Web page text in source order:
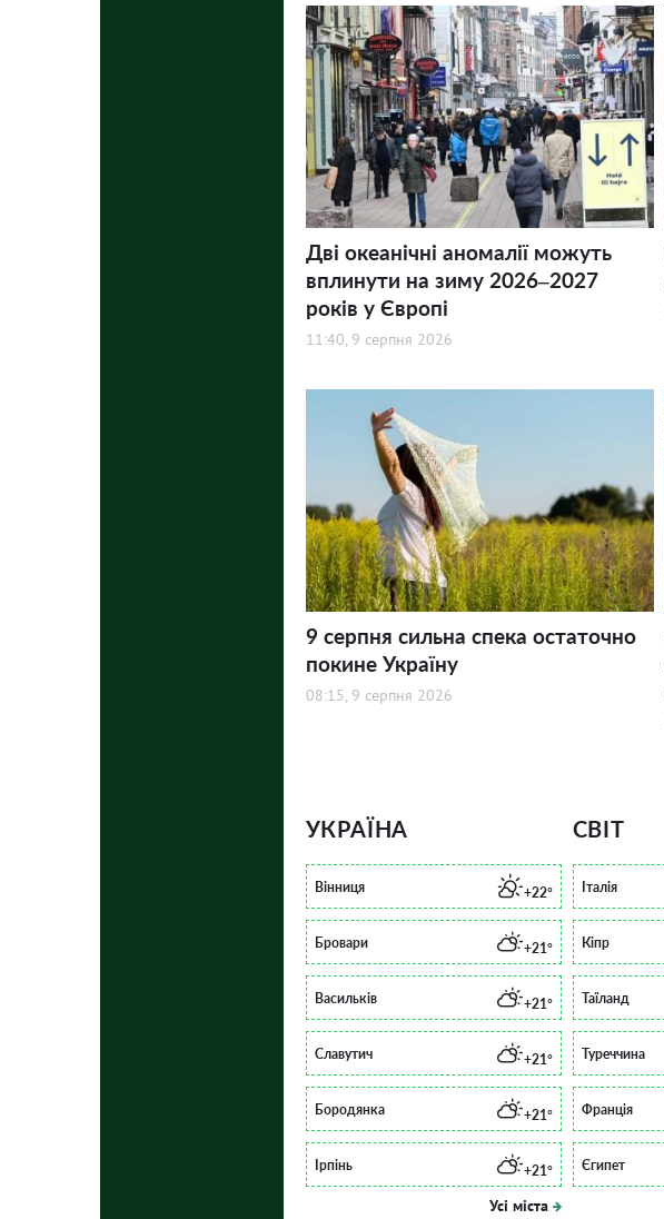
Дві океанічні аномалії можуть
вплинути на зиму 2026–2027
років у Європі
11:40, 9 серпня 2026
9 серпня сильна спека остаточно
покине Україну
08:15, 9 серпня 2026
УКРАЇНА
Вінниця +22°
Бровари +21°
Васильків +21°
Славутич +21°
Бородянка +21°
Ірпінь +21°
Усі міста
СВІТ
Італія
Кіпр
Таїланд
Туреччина
Франція
Єгипет